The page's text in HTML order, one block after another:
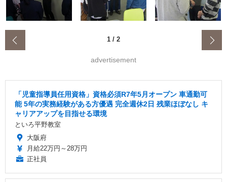
1 / 2
advertisement
「児童指導員任用資格」資格必須R7年5月オープン 車通勤可
能 5年の実務経験がある方優遇 完全週休2日 残業ほぼなし キ
ャリアアップを目指せる環境
といろ平野教室
大阪府
月給22万円～28万円
正社員